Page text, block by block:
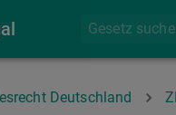
Deutschland